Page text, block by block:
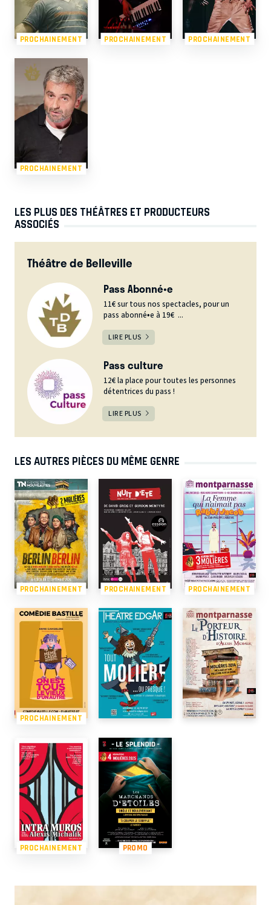
PROCHAINEMENT PROCHAINEMENT PROCHAINEMENT
PROCHAINEMENT
LES PLUS DES THÉÂTRES ET PRODUCTEURS
ASSOCIÉS
Théâtre de Belleville
Pass Abonné•e
11€ sur tous nos spectacles, pour un
pass abonné•e à 19€ ...
LIRE PLUS
Pass culture
12€ la place pour toutes les personnes
détentrices du pass !
LIRE PLUS
LES AUTRES PIÈCES DU MÊME GENRE
PROCHAINEMENT PROCHAINEMENT PROCHAINEMENT
PROCHAINEMENT
PROCHAINEMENT PROMO